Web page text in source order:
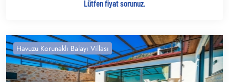
Lütfen fiyat sorunuz.
Havuzu Korunaklı Balayı Villası